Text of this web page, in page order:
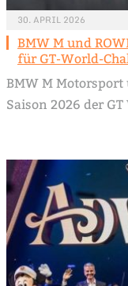
30. APRIL 2026
BMW M und
für GT-World-
BMW M Motorsport
Saison 2026 der